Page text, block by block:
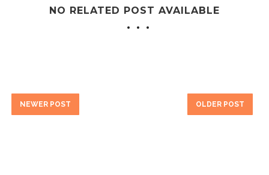
NO RELATED POST AVAILABLE
NEWER POST OLDER POST